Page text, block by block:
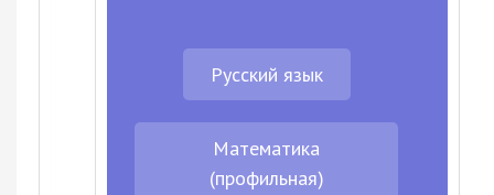
Русский язык
Математика
(профильная)